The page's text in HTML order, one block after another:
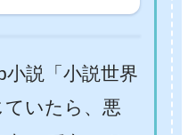
説「小説世界
ていたら、悪